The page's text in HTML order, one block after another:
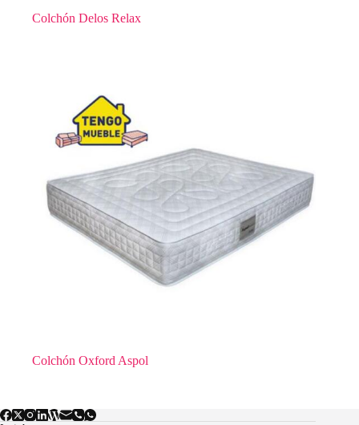
Colchón Delos Relax
Colchón Oxford Aspol